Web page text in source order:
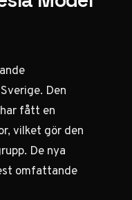
Den
fått en
vilket gör den
De nya
omfattande